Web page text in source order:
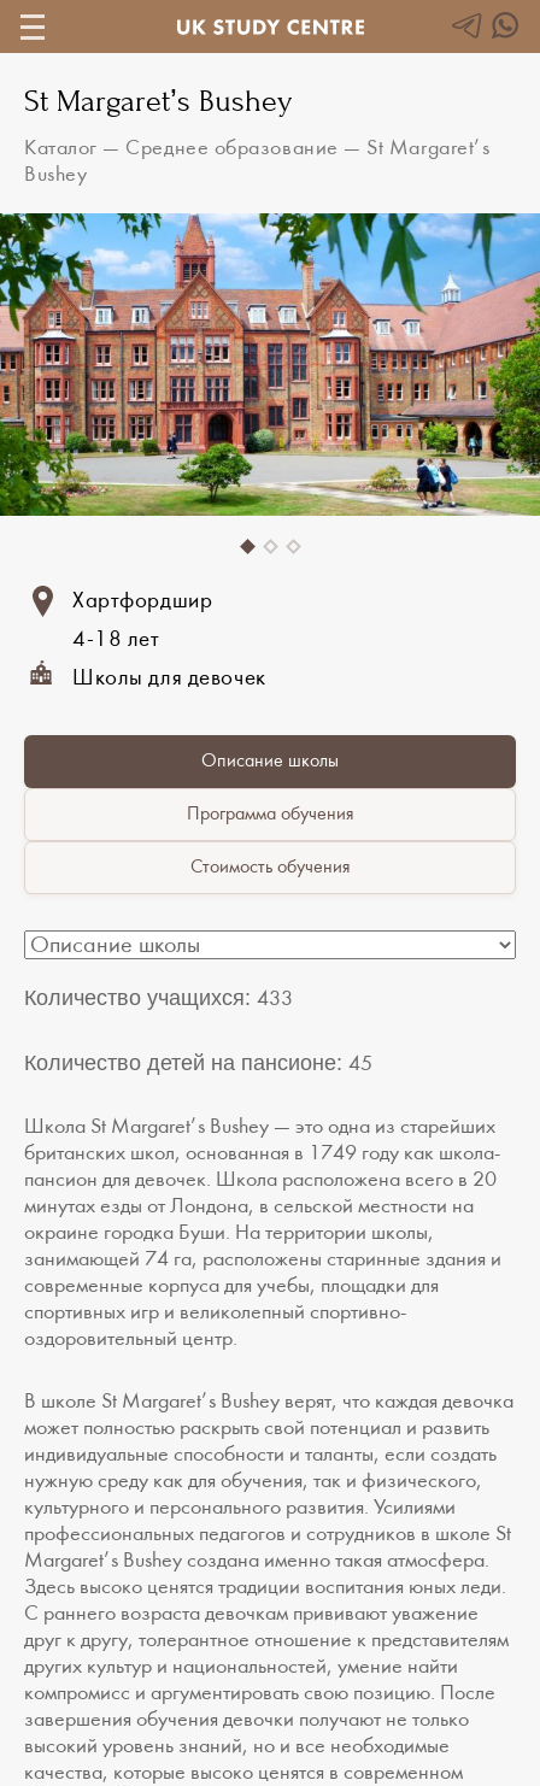
St Margaret’s Bushey
Каталог — Среднее образование — St Margaret’s
Bushey
Хартфордшир
4-18 лет
Школы для девочек
Описание школы
Программа обучения
Стоимость обучения
Количество учащихся: 433
Количество детей на пансионе: 45
Школа St Margaret’s Bushey — это одна из старейших
британских школ, основанная в 1749 году как школа-
пансион для девочек. Школа расположена всего в 20
минутах езды от Лондона, в сельской местности на
окраине городка Буши. На территории школы,
занимающей 74 га, расположены старинные здания и
современные корпуса для учебы, площадки для
спортивных игр и великолепный спортивно-
оздоровительный центр.
В школе St Margaret’s Bushey верят, что каждая девочка
может полностью раскрыть свой потенциал и развить
индивидуальные способности и таланты, если создать
нужную среду как для обучения, так и физического,
культурного и персонального развития. Усилиями
профессиональных педагогов и сотрудников в школе St
Margaret’s Bushey создана именно такая атмосфера.
Здесь высоко ценятся традиции воспитания юных леди.
С раннего возраста девочкам прививают уважение
друг к другу, толерантное отношение к представителям
других культур и национальностей, умение найти
компромисс и аргументировать свою позицию. После
завершения обучения девочки получают не только
высокий уровень знаний, но и все необходимые
качества, которые высоко ценятся в современном